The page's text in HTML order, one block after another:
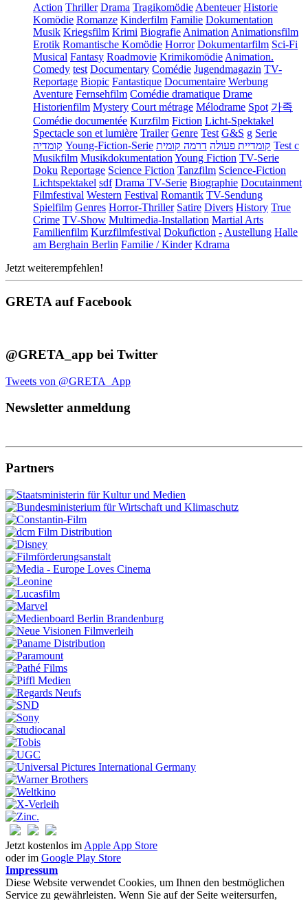
Action Thriller Drama Tragikomödie Abenteuer Historie
Komödie Romanze Kinderfilm Familie Dokumentation
Musik Kriegsfilm Krimi Biografie Animation Animationsfilm
Erotik Romantische Komödie Horror Dokumentarfilm Sci-Fi
Musical Fantasy Roadmovie Krimikomödie Animation.
Comedy test Documentary Comédie Jugendmagazin TV-
Reportage Biopic Fantastique Documentaire Werbung
Aventure Fernsehfilm Comédie dramatique Drame
Historienfilm Mystery Court métrage Mélodrame Spot 가족
Comédie documentée Kurzfilm Fiction Licht-Spektakel
Spectacle son et lumière Trailer Genre Test G&S g Serie
קומדיה Young-Fiction-Serie קומדיית פעולה דרמה קומית
Test c
Musikfilm Musikdokumentation Young Fiction TV-Serie
Doku Reportage Science Fiction Tanzfilm Science-Fiction
Lichtspektakel sdf Drama TV-Serie Biographie Docutainment
Filmfestival Western Festival Romantik TV-Sendung
Spielfilm Genres Horror-Thriller Satire Divers History True
Crime TV-Show Multimedia-Installation Martial Arts
Familienfilm Kurzfilmfestival Dokufiction - Austellung Halle
am Berghain Berlin Familie / Kinder Kdrama
Jetzt weiterempfehlen!
GRETA auf Facebook
@GRETA_app bei Twitter
Tweets von @GRETA_App
Newsletter anmeldung
Partners
Jetzt kostenlos im Apple App Store
oder im Google Play Store
Impressum
Diese Website verwendet Cookies, um Ihnen den bestmöglichen
Service zu gewährleisten. Wenn Sie auf der Seite weitersurfen,